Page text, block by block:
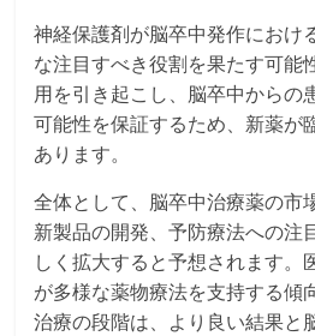
神経保護剤が脳卒中発作におけ
な注目すべき役割を果たす可能
用を引き起こし、脳卒中からの
可能性を保証するため、新薬が
あります。
全体として、脳卒中治療薬の市
新製品の開発、予防療法への注
しく拡大すると予想されます。
が多様な薬物療法を支持する傾
治療の段階は、より良い結果と